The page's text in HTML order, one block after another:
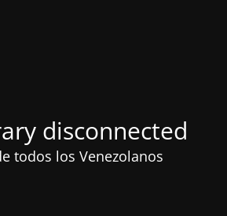
disconnected
todos los Venezolanos